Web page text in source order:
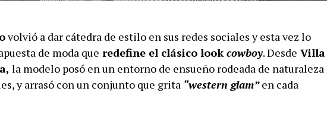
volvió a dar cátedra de estilo en sus redes sociales y esta vez lo
de moda que redefine el clásico lookcowboy. Desde Villa
la modelo posó en un entorno de ensueño rodeada de naturaleza
y arrasó con un conjunto que grita “western glam”en cada